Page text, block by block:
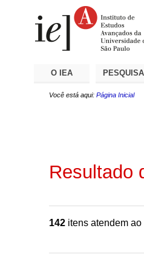
O IEA PESQUISA
Você está aqui: Página Inicial
Resultado
142 itens atendem